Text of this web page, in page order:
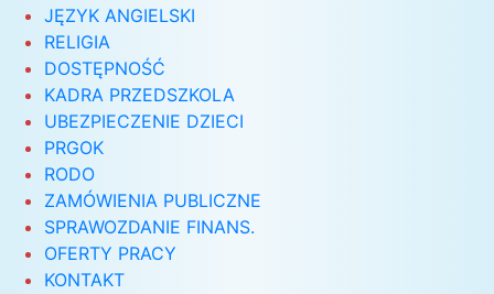
JĘZYK ANGIELSKI
RELIGIA
DOSTĘPNOŚĆ
KADRA PRZEDSZKOLA
UBEZPIECZENIE DZIECI
PRGOK
RODO
ZAMÓWIENIA PUBLICZNE
SPRAWOZDANIE FINANS.
OFERTY PRACY
KONTAKT